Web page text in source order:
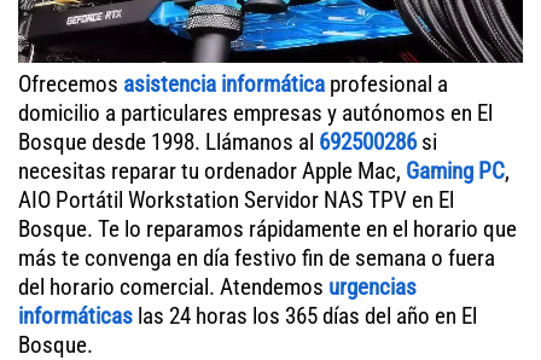
Ofrecemos asistencia informática profesional a
domicilio a particulares empresas y autónomos en El
Bosque desde 1998. Llámanos al 692500286si
necesitas reparar tu ordenador Apple Mac, Gaming PC,
AIO Portátil Workstation Servidor NAS TPV en El
Bosque. Te lo reparamos rápidamente en el horario que
más te convenga en día festivo fin de semana o fuera
del horario comercial. Atendemos urgencias
informáticas las 24 horas los 365 días del año en El
Bosque.